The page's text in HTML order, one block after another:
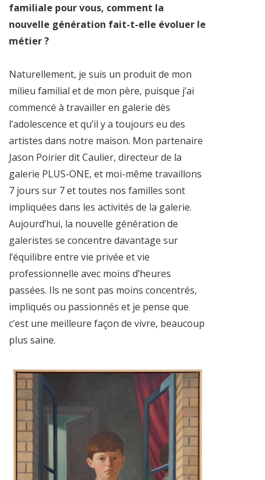
familiale pour vous, comment la
nouvelle génération fait-t-elle évoluer le
métier ?
Naturellement, je suis un produit de mon
milieu familial et de mon père, puisque j’ai
commencé à travailler en galerie dès
l’adolescence et qu’il y a toujours eu des
artistes dans notre maison. Mon partenaire
Jason Poirier dit Caulier, directeur de la
galerie PLUS-ONE, et moi-même travaillons
7 jours sur 7 et toutes nos familles sont
impliquées dans les activités de la galerie.
Aujourd’hui, la nouvelle génération de
galeristes se concentre davantage sur
l’équilibre entre vie privée et vie
professionnelle avec moins d’heures
passées. Ils ne sont pas moins concentrés,
impliqués ou passionnés et je pense que
c’est une meilleure façon de vivre, beaucoup
plus saine.